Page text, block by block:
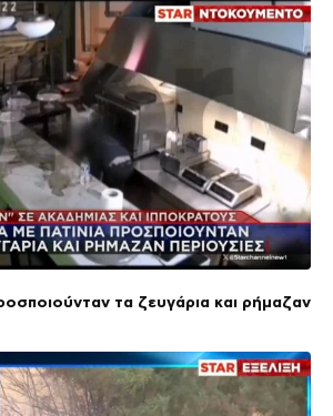
τα ζευγάρια και ρήμαζαν